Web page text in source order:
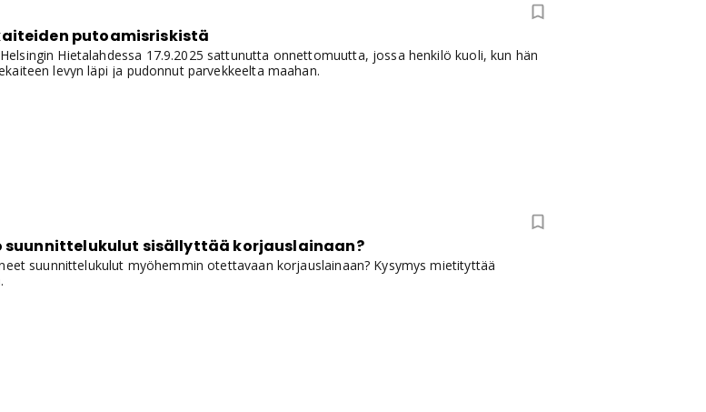
putoamisriskistä
Hie­ta­lah­des­sa 17.9.2025 sat­tu­nut­ta on­net­to­muut­ta, jos­sa hen­ki­lö kuo­li, kun hän
le­vyn läpi ja pu­don­nut par­vek­keel­ta maa­han.
suunnittelukulut sisällyttää korjauslainaan?
suunnittelukulut myöhemmin otettavaan korjauslainaan? Kysymys mietityttää